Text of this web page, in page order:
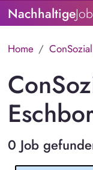
Nachhaltige
Home
0 Job